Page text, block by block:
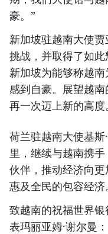
豪。”
新加坡驻越南大使
挑战，并取得了如此
新加坡为能够称越
感到自豪。展望越
再一次迈上新的高度
荷兰驻越南大使基斯
里，继续与越南携
伙伴，推动经济向
惠及全民的包容经济
致越南的祝福世界
表玛丽亚姆·谢尔曼